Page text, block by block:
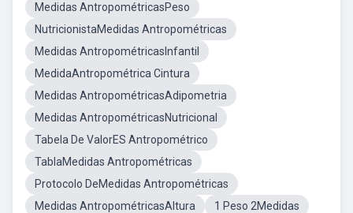
Medidas AntropométricasPeso
NutricionistaMedidas Antropométricas
Medidas AntropométricasInfantil
MedidaAntropométrica Cintura
Medidas AntropométricasAdipometria
Medidas AntropométricasNutricional
Tabela De ValorES Antropométrico
TablaMedidas Antropométricas
Protocolo DeMedidas Antropométricas
Medidas AntropométricasAltura
1 Peso 2Medidas